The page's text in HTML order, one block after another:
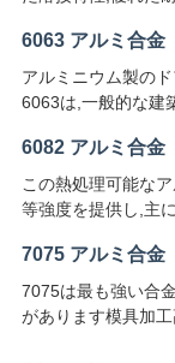
い
SITEMAP
プ
ラ
イ
バ
6063 アルミ合金
アルミニウム製の
6063は,一般的な建
6082 アルミ合金
この熱処理可能な
等強度を提供し,主
7075 アルミ合金
7075は最も強い合
があります模具加